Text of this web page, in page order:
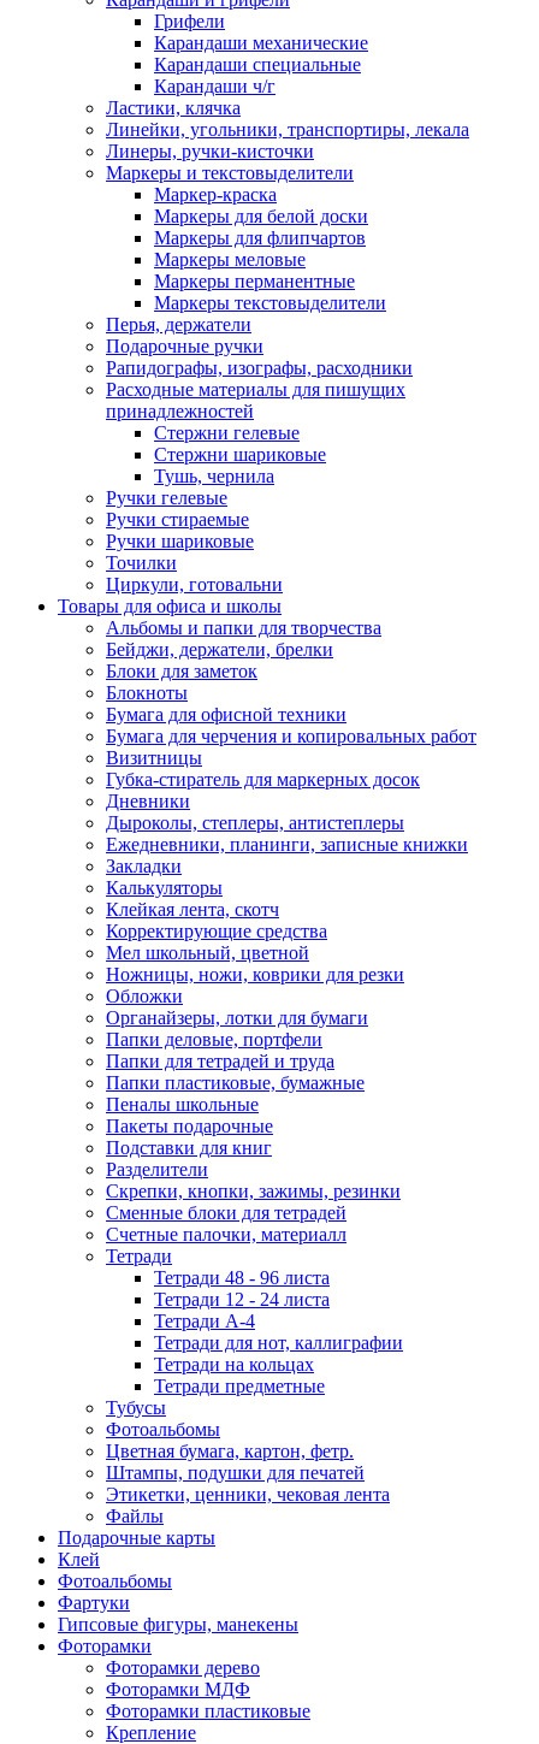
Грифели
Карандаши механические
Карандаши специальные
Карандаши ч/г
Ластики, клячка
Линейки, угольники, транспортиры, лекала
Линеры, ручки-кисточки
Маркеры и текстовыделители
Маркер-краска
Маркеры для белой доски
Маркеры для флипчартов
Маркеры меловые
Маркеры перманентные
Маркеры текстовыделители
Перья, держатели
Подарочные ручки
Рапидографы, изографы, расходники
Расходные материалы для пишущих
принадлежностей
Стержни гелевые
Стержни шариковые
Тушь, чернила
Ручки гелевые
Ручки стираемые
Ручки шариковые
Точилки
Циркули, готовальни
Товары для офиса и школы
Альбомы и папки для творчества
Бейджи, держатели, брелки
Блоки для заметок
Блокноты
Бумага для офисной техники
Бумага для черчения и копировальных работ
Визитницы
Губка-стиратель для маркерных досок
Дневники
Дыроколы, степлеры, антистеплеры
Ежедневники, планинги, записные книжки
Закладки
Калькуляторы
Клейкая лента, скотч
Корректирующие средства
Мел школьный, цветной
Ножницы, ножи, коврики для резки
Обложки
Органайзеры, лотки для бумаги
Папки деловые, портфели
Папки для тетрадей и труда
Папки пластиковые, бумажные
Пеналы школьные
Пакеты подарочные
Подставки для книг
Разделители
Скрепки, кнопки, зажимы, резинки
Сменные блоки для тетрадей
Счетные палочки, материалл
Тетради
Тетради 48 - 96 листа
Тетради 12 - 24 листа
Тетради А-4
Тетради для нот, каллиграфии
Тетради на кольцах
Тетради предметные
Тубусы
Фотоальбомы
Цветная бумага, картон, фетр.
Штампы, подушки для печатей
Этикетки, ценники, чековая лента
Файлы
Подарочные карты
Клей
Фотоальбомы
Фартуки
Гипсовые фигуры, манекены
Фоторамки
Фоторамки дерево
Фоторамки МДФ
Фоторамки пластиковые
Крепление